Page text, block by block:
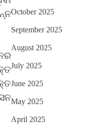
October 2025
September 2025
August 2025
July 2025
June 2025
May 2025
April 2025